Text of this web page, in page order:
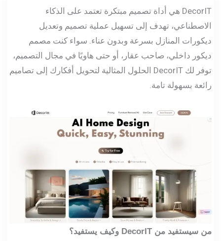
DecorIT هي أداة تصميم مبتكرة تعتمد على الذكاء
الاصطناعي، تهدف إلى تسهيل عملية تصميم وتعديل
ديكورات المنازل بسرعة وبدون عناء. سواء كنت مصمم
ديكور داخلي، صاحب عقار، أو حتى هاويًا في مجال التصميم،
توفر لك DecorIT الحلول المثالية لتحويل أفكارك إلى تصاميم
رائعة بسهولة تامة.
من سيستفيد من DecorIT وكيف يستفيد؟